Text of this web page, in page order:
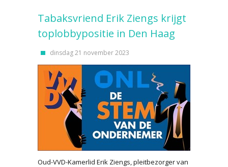
Tabaksvriend Erik Ziengs krijgt
toplobbypositie in Den Haag
dinsdag 21 november 2023
Oud-VVD-Kamerlid Erik Ziengs, pleitbezorger van